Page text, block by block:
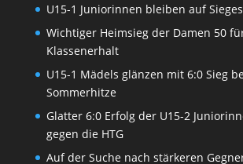
U15-1 Juniorinnen bleiben auf
Wichtiger Heimsieg der Damen 50
Klassenerhalt
U15-1 Mädels glänzen mit 6:0 Sieg
Sommerhitze
Glatter 6:0 Erfolg der U15-2
gegen die HTG
Auf der Suche nach stärkeren